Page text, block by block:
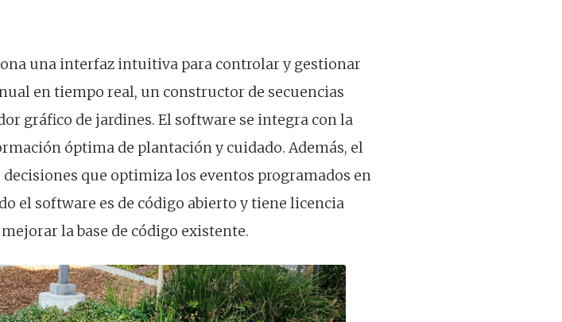
una interfaz intuitiva para controlar y gestionar
en tiempo real, un constructor de secuencias
gráfico de jardines. El software se integra con la
óptima de plantación y cuidado. Además, el
que optimiza los eventos programados en
el software es de código abierto y tiene licencia
la base de código existente.